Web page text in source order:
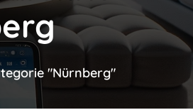
"Nürnberg"